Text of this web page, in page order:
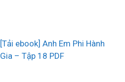
[Tải ebook] Anh Em Phi Hành
Gia – Tập 18 PDF